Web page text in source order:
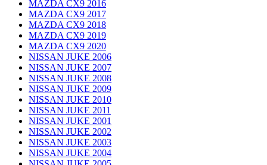
MAZDA CX9 2016
MAZDA CX9 2017
MAZDA CX9 2018
MAZDA CX9 2019
MAZDA CX9 2020
NISSAN JUKE 2006
NISSAN JUKE 2007
NISSAN JUKE 2008
NISSAN JUKE 2009
NISSAN JUKE 2010
NISSAN JUKE 2011
NISSAN JUKE 2001
NISSAN JUKE 2002
NISSAN JUKE 2003
NISSAN JUKE 2004